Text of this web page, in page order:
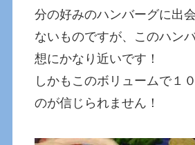
分の好みのハンバーグに出
ないものですが、このハン
想にかなり近いです！
しかもこのボリュームで１
のが信じられません！